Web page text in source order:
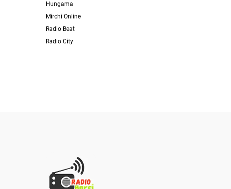
Hungama
Mirchi Online
Radio Beat
Radio City